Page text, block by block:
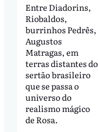
Entre Diadorins,
Riobaldos,
burrinhos Pedrês,
Augustos
Matragas, em
terras distantes do
sertão brasileiro
que se passa o
universo do
realismo mágico
de Rosa.